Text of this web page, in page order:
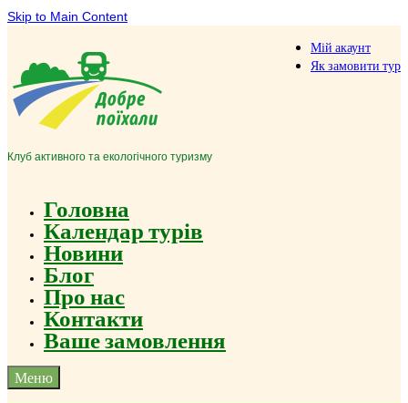
Skip to Main Content
Мій акаунт
Як замовити тур
Клуб активного та екологічного туризму
Головна
Календар турів
Новини
Блог
Про нас
Контакти
Ваше замовлення
Меню